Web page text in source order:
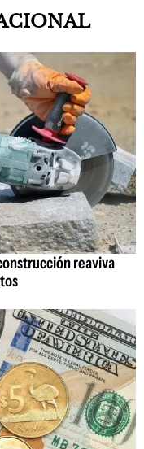
reaviva